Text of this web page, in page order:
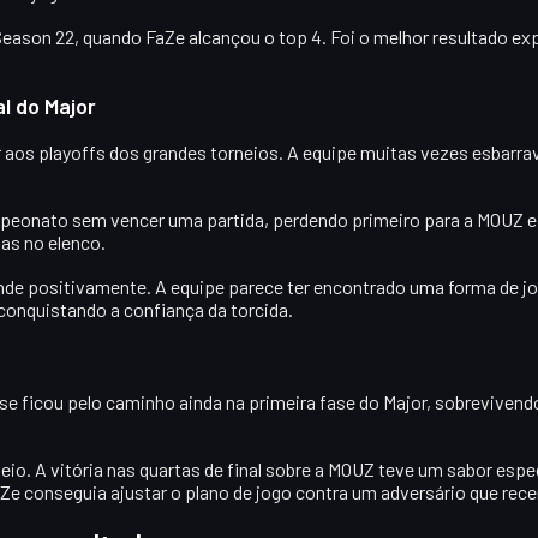
22, quando FaZe alcançou o top 4. Foi o melhor resultado
do Major
aos playoffs dos grandes torneios. A equipe muitas vezes
sem vencer uma partida, perdendo primeiro para a MOUZ
no elenco.
positivamente. A equipe parece ter encontrado uma forma de
a confiança da torcida.
ficou pelo caminho ainda na primeira fase do Major,
A vitória nas quartas de final sobre a MOUZ teve um sabor
conseguia ajustar o plano de jogo contra um adversário que